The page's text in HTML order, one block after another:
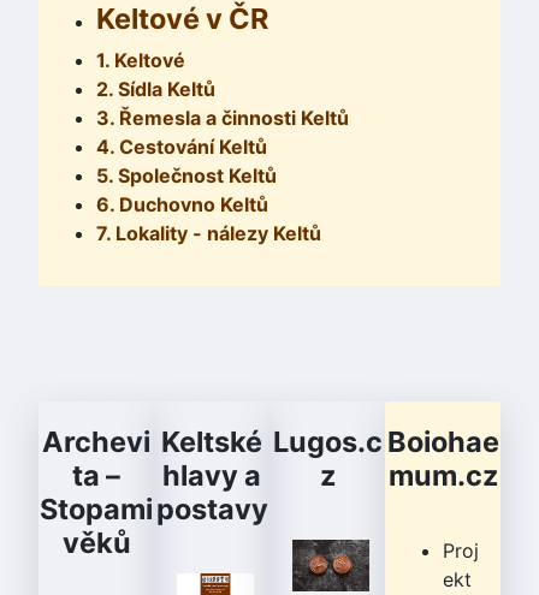
Keltové v ČR
1. Keltové
2. Sídla Keltů
3. Řemesla a činnosti Keltů
4. Cestování Keltů
5. Společnost Keltů
6. Duchovno Keltů
7. Lokality - nálezy Keltů
Archevi
ta –
Stopami
věků
Keltské
hlavy a
postavy
Lugos.c
z
Boiohae
mum.cz
Proj
ekt